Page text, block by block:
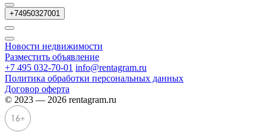
+74950327001
Новости недвижимости
Разместить объявление
+7 495 032-70-01 info@rentagram.ru
Политика обработки персональных данных
Договор оферта
© 2023 — 2026 rentagram.ru